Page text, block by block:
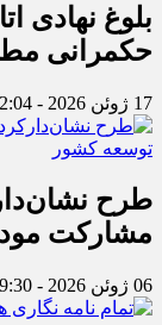
بلوغ نهادی
حکمرانی
17 ژوئن 2026 - 12:04
طرح
مشارکت
06 ژوئن 2026 - 9:30